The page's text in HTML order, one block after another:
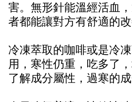
害。無形針能溫經活血
者都能讓對方有舒適的
冷凍萃取的咖啡或是冷
用，寒性仍重，吃多了
了解成分屬性，過寒的